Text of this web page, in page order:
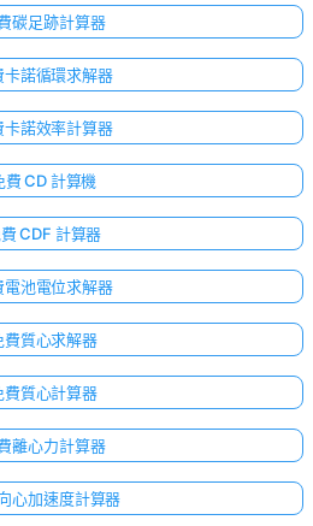
碳足跡計算器
卡諾循環求解器
卡諾效率計算器
費 CD 計算機
CDF 計算器
電池電位求解器
費質心求解器
費質心計算器
離心力計算器
心加速度計算器